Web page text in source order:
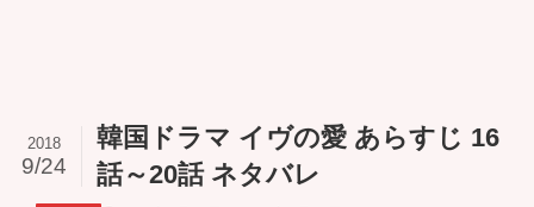
韓国ドラマ イヴの愛 あらすじ 16
話～20話 ネタバレ
2018
9/24